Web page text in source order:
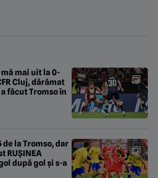
mai uit la 0-
Cluj, dărâmat
făcut Tromso în
de la Tromso, dar
RUȘINEA
după gol și s-a